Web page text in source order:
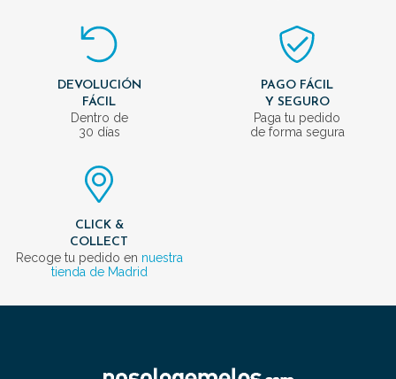
DEVOLUCIÓN
FÁCIL
Dentro de
30 días
PAGO FÁCIL
Y SEGURO
Paga tu pedido
de forma segura
CLICK &
COLLECT
Recoge tu pedido en nuestra
tienda de Madrid